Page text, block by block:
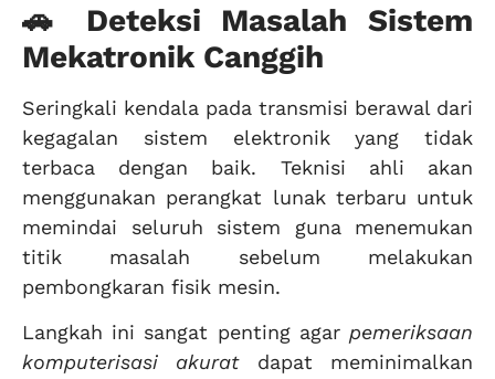
🚗 Deteksi Masalah Sistem
Mekatronik Canggih
Seringkali kendala pada transmisi berawal dari
kegagalan sistem elektronik yang tidak
terbaca dengan baik. Teknisi ahli akan
menggunakan perangkat lunak terbaru untuk
memindai seluruh sistem guna menemukan
titik masalah sebelum melakukan
pembongkaran fisik mesin.
Langkah ini sangat penting agar pemeriksaan
komputerisasi akuratdapat meminimalkan